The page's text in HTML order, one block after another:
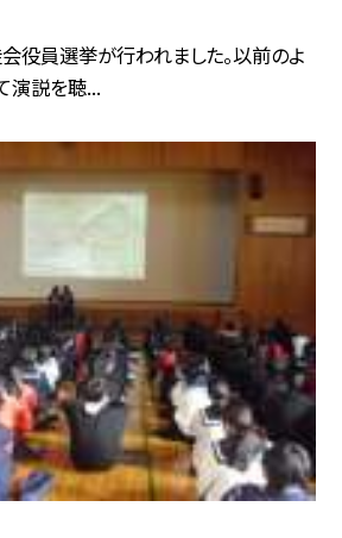
役員選挙が行われました。以前のよ
演説を聴...